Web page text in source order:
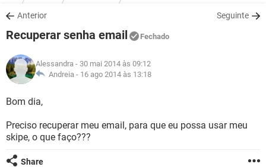
OUTLOOK
INSTAGRAM GMAIL
GUIA DE COMPRAS
JOGOS
INSTAGRAM GMAIL
GUIA DE COMPRAS
DOWNLOADS
JOGOS WHATSAPP
CELULAR
OUTLOOK EXCEL
INSTAGRAM
FÓRUM
JOGOS WHATSAPP
CELULAR
OUTLOOK
INSTAGRAM GMAIL
GLOSSÁRIO
JOGOS
OUTLOOK
INSTAGRAM
Anterior Seguinte
Recuperar senha email Fechado
Alessandra - 30 mai 2014 às 09:12
Andreia - 16 ago 2014 às 13:18
Bom dia,
Preciso recuperar meu email, para que eu possa usar meu
skipe, o que faço???
Share